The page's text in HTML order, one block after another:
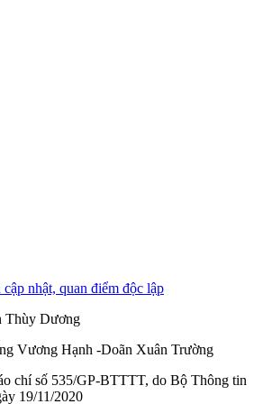
nhật, quan điểm độc lập
Thùy Dương
Vương Hạnh -Doãn Xuân Trường
chí số 535/GP-BTTTT, do Bộ Thông tin
19/11/2020